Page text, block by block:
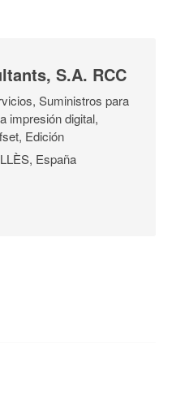
S.A. RCC
Suministros para
impresión digital,
Edición
España